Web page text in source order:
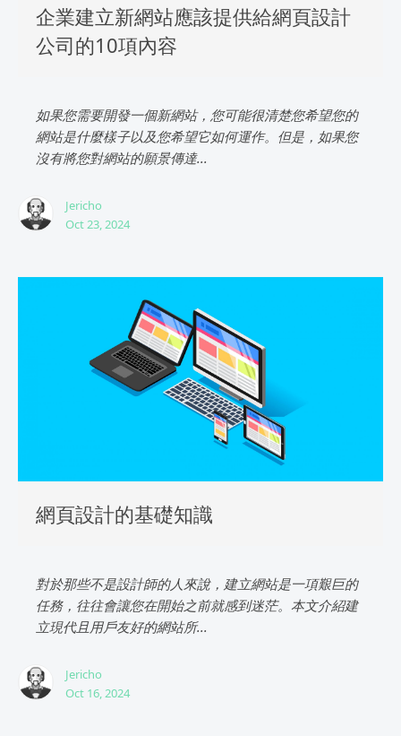
企業建立新網站應該提供給網頁設計
公司的10項內容
如果您需要開發一個新網站，您可能很清楚您希望您的
網站是什麼樣子以及您希望它如何運作。但是，如果您
沒有將您對網站的願景傳達...
Jericho
Oct 23, 2024
網頁設計的基礎知識
對於那些不是設計師的人來說，建立網站是一項艱巨的
任務，往往會讓您在開始之前就感到迷茫。本文介紹建
立現代且用戶友好的網站所...
Jericho
Oct 16, 2024